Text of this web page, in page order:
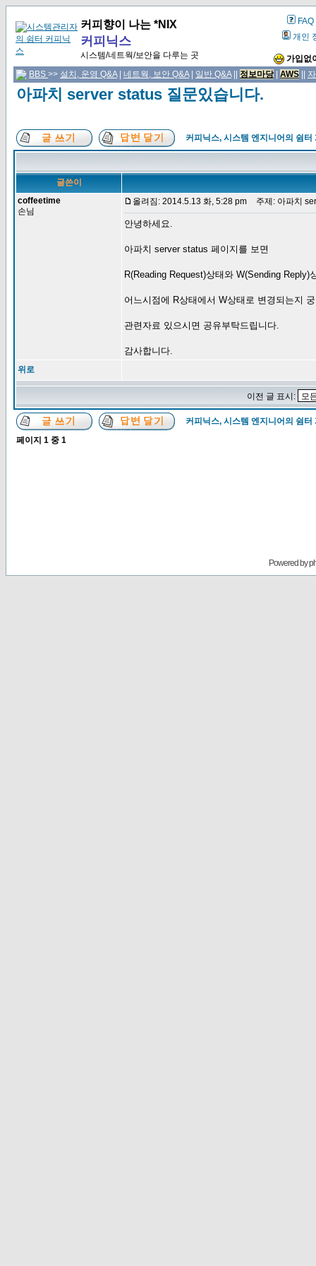
커피향이 나는 *NIX
커피닉스
시스템/네트웍/보안을 다루는 곳
FAQ
개인
가입없
BBS >> 설치, 운영 Q&A| 네트웍, 보안 Q&A| 일반 Q&A|| 정보마당| AWS
아파치 server status 질문있습니다.
커피닉스, 시스템 엔지니어의 쉼터
글쓴이
coffeetime
손님
올려짐: 2014.5.13 화, 5:28 pm 주제: 아파치
안녕하세요.
아파치 server status 페이지를 보면
R(Reading Request)상태와 W(Sending Reply)
어느시점에 R상태에서 W상태로 변경되는지
관련자료 있으시면 공유부탁드립니다.
감사합니다.
위로
이전 글 표시:
커피닉스, 시스템 엔지니어의 쉼터
페이지 1 중 1
Powered by